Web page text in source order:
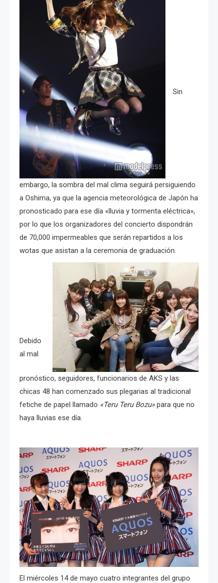
Sin
embargo, la sombra del mal clima seguirá persiguiendo
a Oshima, ya que la agencia meteorológica de Japón ha
pronosticado para ese día «lluvia y tormenta eléctrica»,
por lo que los organizadores del concierto dispondrán
de 70,000 impermeables que serán repartidos a los
wotas que asistan a la ceremonia de graduación.
Debido
al mal
pronóstico, seguidores, funcionarios de AKS y las
chicas 48 han comenzado sus plegarias al tradicional
fetiche de papel llamado «Teru Teru Bozu»para que no
haya lluvias ese día.
El miércoles 14 de mayo cuatro integrantes del grupo